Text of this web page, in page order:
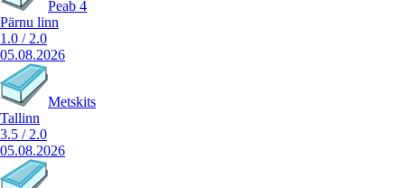
Peab 4
Pärnu linn
1.0 / 2.0
05.08.2026
Metskits
Tallinn
3.5 / 2.0
05.08.2026